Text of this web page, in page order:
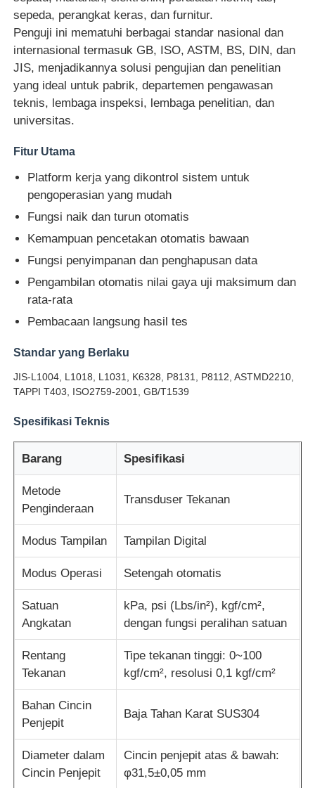
Wisata pabrik
Kontrol kualitas
Quote request suatu
Peralatan Pengujian Lab
Ruang Uji Lingkungan
Mesin pengujian universal
Mesin Uji Dampak
mesin pengujian abrasi
peralatan pengujian karet
Peralatan Pengujian Alas Kaki
Peralatan pengujian kemasan
Peralatan pengujian perekat
mesin uji kain
Pengontrol Suhu Dan Kelembapan
Penguji kekerasan
sepeda, perangkat keras, dan furnitur.
Penguji ini mematuhi berbagai standar nasional dan
internasional termasuk GB, ISO, ASTM, BS, DIN, dan
JIS, menjadikannya solusi pengujian dan penelitian
yang ideal untuk pabrik, departemen pengawasan
teknis, lembaga inspeksi, lembaga penelitian, dan
universitas.
Fitur Utama
Platform kerja yang dikontrol sistem untuk
pengoperasian yang mudah
Fungsi naik dan turun otomatis
Kemampuan pencetakan otomatis bawaan
Fungsi penyimpanan dan penghapusan data
Pengambilan otomatis nilai gaya uji maksimum dan
rata-rata
Pembacaan langsung hasil tes
Standar yang Berlaku
JIS-L1004, L1018, L1031, K6328, P8131, P8112, ASTMD2210,
TAPPI T403, ISO2759-2001, GB/T1539
Spesifikasi Teknis
Barang Spesifikasi
Metode
Penginderaan
Transduser Tekanan
Modus Tampilan Tampilan Digital
Modus Operasi Setengah otomatis
Satuan
Angkatan
kPa, psi (Lbs/in²), kgf/cm²,
dengan fungsi peralihan satuan
Rentang
Tekanan
Tipe tekanan tinggi: 0~100
kgf/cm², resolusi 0,1 kgf/cm²
Bahan Cincin
Penjepit
Baja Tahan Karat SUS304
Diameter dalam
Cincin Penjepit
Cincin penjepit atas & bawah:
φ31,5±0,05 mm